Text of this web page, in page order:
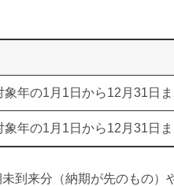
象年の1月1日から12月31日
象年の1月1日から12月31日
到来分（納期が先のもの）